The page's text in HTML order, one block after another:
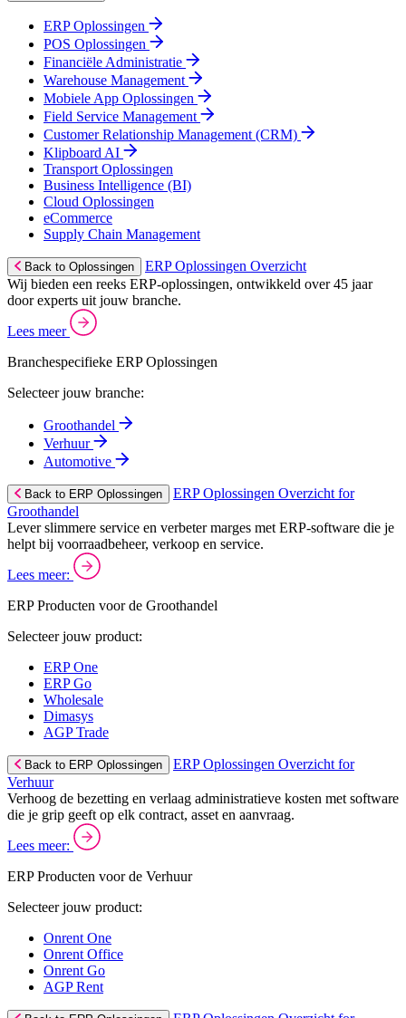
ERP Oplossingen
POS Oplossingen
Financiële Administratie
Warehouse Management
Mobiele App Oplossingen
Field Service Management
Customer Relationship Management (CRM)
Klipboard AI
Transport Oplossingen
Business Intelligence (BI)
Cloud Oplossingen
eCommerce
Supply Chain Management
Back to Oplossingen
ERP Oplossingen Overzicht
Wij bieden een reeks ERP-oplossingen, ontwikkeld over 45 jaar
door experts uit jouw branche.
Lees meer
Branchespecifieke ERP Oplossingen
Selecteer jouw branche:
Groothandel
Verhuur
Automotive
Back to ERP Oplossingen
ERP Oplossingen Overzicht for
Groothandel
Lever slimmere service en verbeter marges met ERP-software die je
helpt bij voorraadbeheer, verkoop en service.
Lees meer:
ERP Producten voor de Groothandel
Selecteer jouw product:
ERP One
ERP Go
Wholesale
Dimasys
AGP Trade
Back to ERP Oplossingen
ERP Oplossingen Overzicht for
Verhuur
Verhoog de bezetting en verlaag administratieve kosten met software
die je grip geeft op elk contract, asset en aanvraag.
Lees meer:
ERP Producten voor de Verhuur
Selecteer jouw product:
Onrent One
Onrent Office
Onrent Go
AGP Rent